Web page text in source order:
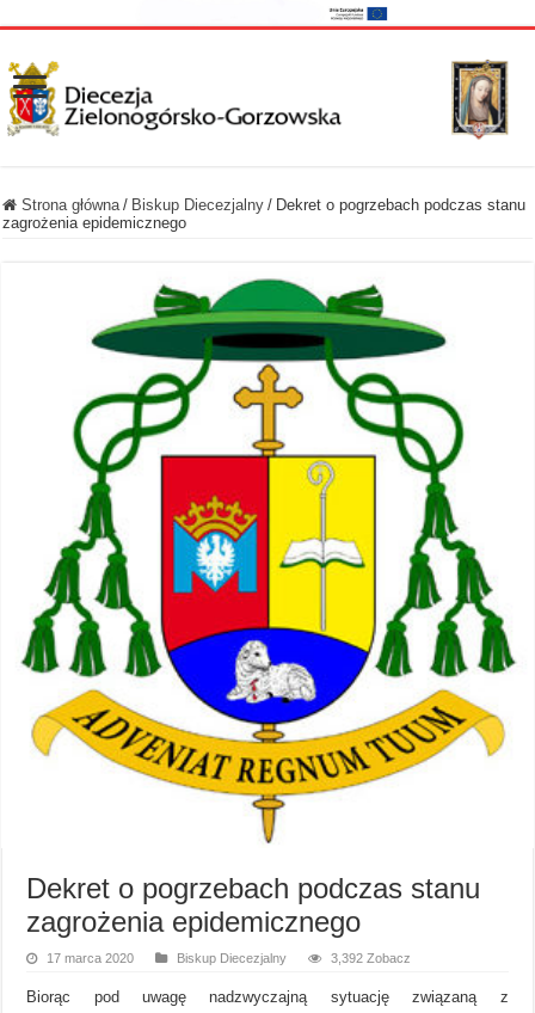
Strona główna / Biskup Diecezjalny / Dekret o pogrzebach podczas stanu
zagrożenia epidemicznego
Dekret o pogrzebach podczas stanu
zagrożenia epidemicznego
17 marca 2020 Biskup Diecezjalny 3,392 Zobacz
Biorąc pod uwagę nadzwyczajną sytuację związaną z